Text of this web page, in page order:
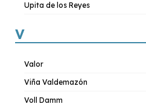
Upita de los Reyes
V
Valor
Viña Valdemazón
Voll Damm